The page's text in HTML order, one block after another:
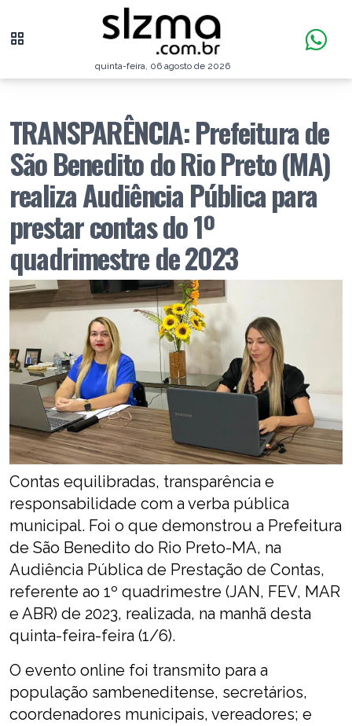
quinta-feira, 06 agosto de 2026
TRANSPARÊNCIA: Prefeitura de
São Benedito do Rio Preto (MA)
realiza Audiência Pública para
prestar contas do 1º
quadrimestre de 2023
Contas equilibradas, transparência e
responsabilidade com a verba pública
municipal. Foi o que demonstrou a Prefeitura
de São Benedito do Rio Preto-MA, na
Audiência Pública de Prestação de Contas,
referente ao 1º quadrimestre (JAN, FEV, MAR
e ABR) de 2023, realizada, na manhã desta
quinta-feira-feira (1/6).
O evento online foi transmito para a
população sambeneditense, secretários,
coordenadores municipais, vereadores; e